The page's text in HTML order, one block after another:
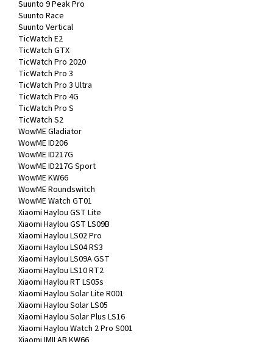
Suunto 9 Peak Pro
Suunto Race
Suunto Vertical
TicWatch E2
TicWatch GTX
TicWatch Pro 2020
TicWatch Pro 3
TicWatch Pro 3 Ultra
TicWatch Pro 4G
TicWatch Pro S
TicWatch S2
WowME Gladiator
WowME ID206
WowME ID217G
WowME ID217G Sport
WowME KW66
WowME Roundswitch
WowME Watch GT01
Xiaomi Haylou GST Lite
Xiaomi Haylou GST LS09B
Xiaomi Haylou LS02 Pro
Xiaomi Haylou LS04 RS3
Xiaomi Haylou LS09A GST
Xiaomi Haylou LS10 RT2
Xiaomi Haylou RT LS05s
Xiaomi Haylou Solar Lite R001
Xiaomi Haylou Solar LS05
Xiaomi Haylou Solar Plus LS16
Xiaomi Haylou Watch 2 Pro S001